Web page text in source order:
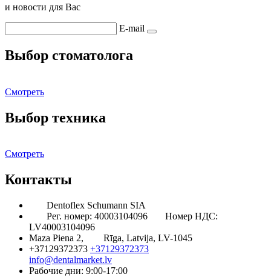
и новости для Вас
E-mail
Выбор стоматолога
Смотреть
Выбор техника
Смотреть
Контакты
Dentoflex Schumann SIA
Рег. номер: 40003104096
Номер НДС:
LV40003104096
Maza Piena 2,
Rīga, Latvija, LV-1045
+37129372373 +37129372373
info@dentalmarket.lv
Рабочие дни: 9:00-17:00